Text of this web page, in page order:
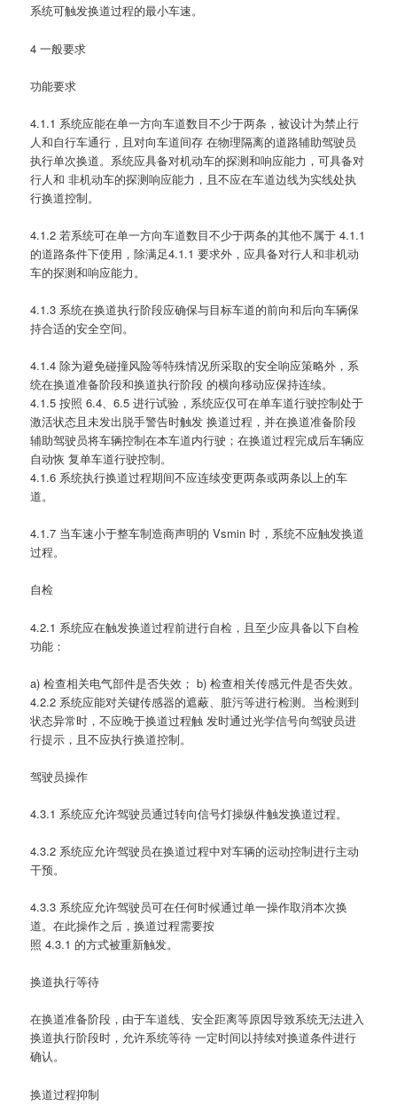
系统可触发换道过程的最小车速。
4 一般要求
功能要求
4.1.1 系统应能在单一方向车道数目不少于两条，被设计为禁止行
人和自行车通行，且对向车道间存 在物理隔离的道路辅助驾驶员
执行单次换道。系统应具备对机动车的探测和响应能力，可具备对
行人和 非机动车的探测响应能力，且不应在车道边线为实线处执
行换道控制。
4.1.2 若系统可在单一方向车道数目不少于两条的其他不属于 4.1.1
的道路条件下使用，除满足4.1.1 要求外，应具备对行人和非机动
车的探测和响应能力。
4.1.3 系统在换道执行阶段应确保与目标车道的前向和后向车辆保
持合适的安全空间。
4.1.4 除为避免碰撞风险等特殊情况所采取的安全响应策略外，系
统在换道准备阶段和换道执行阶段 的横向移动应保持连续。
4.1.5 按照 6.4、6.5 进行试验，系统应仅可在单车道行驶控制处于
激活状态且未发出脱手警告时触发 换道过程，并在换道准备阶段
辅助驾驶员将车辆控制在本车道内行驶；在换道过程完成后车辆应
自动恢 复单车道行驶控制。
4.1.6 系统执行换道过程期间不应连续变更两条或两条以上的车
道。
4.1.7 当车速小于整车制造商声明的 Vsmin 时，系统不应触发换道
过程。
自检
4.2.1 系统应在触发换道过程前进行自检，且至少应具备以下自检
功能：
a) 检查相关电气部件是否失效； b) 检查相关传感元件是否失效。
4.2.2 系统应能对关键传感器的遮蔽、脏污等进行检测。当检测到
状态异常时，不应晚于换道过程触 发时通过光学信号向驾驶员进
行提示，且不应执行换道控制。
驾驶员操作
4.3.1 系统应允许驾驶员通过转向信号灯操纵件触发换道过程。
4.3.2 系统应允许驾驶员在换道过程中对车辆的运动控制进行主动
干预。
4.3.3 系统应允许驾驶员可在任何时候通过单一操作取消本次换
道。在此操作之后，换道过程需要按
照 4.3.1 的方式被重新触发。
换道执行等待
在换道准备阶段，由于车道线、安全距离等原因导致系统无法进入
换道执行阶段时，允许系统等待 一定时间以持续对换道条件进行
确认。
换道过程抑制